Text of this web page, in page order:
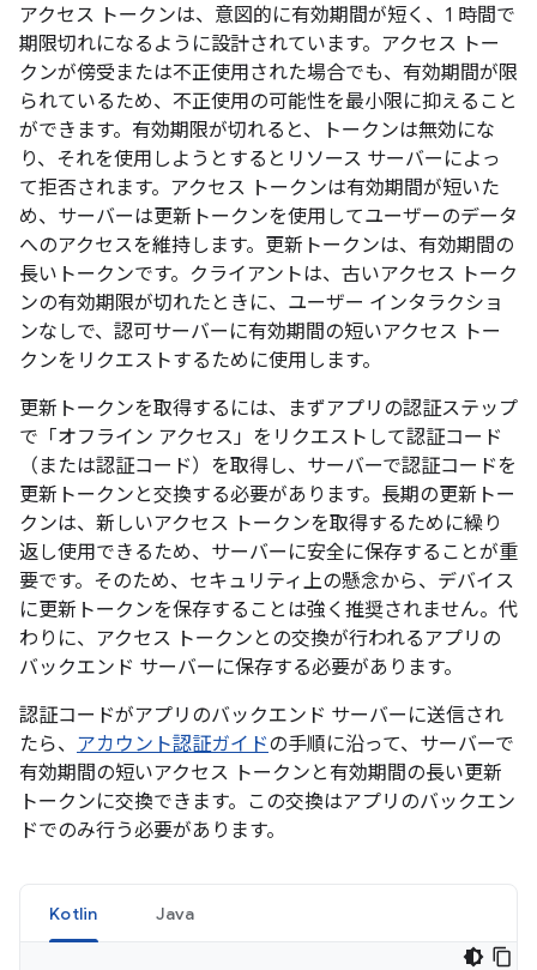
アクセス トークンは、意図的に有効期間が短く、1 時間で
期限切れになるように設計されています。アクセス トー
クンが傍受または不正使用された場合でも、有効期間が限
られているため、不正使用の可能性を最小限に抑えること
ができます。有効期限が切れると、トークンは無効にな
り、それを使用しようとするとリソース サーバーによっ
て拒否されます。アクセス トークンは有効期間が短いた
め、サーバーは更新トークンを使用してユーザーのデータ
へのアクセスを維持します。更新トークンは、有効期間の
長いトークンです。クライアントは、古いアクセス トーク
ンの有効期限が切れたときに、ユーザー インタラクショ
ンなしで、認可サーバーに有効期間の短いアクセス トー
クンをリクエストするために使用します。
更新トークンを取得するには、まずアプリの認証ステップ
で「オフライン アクセス」をリクエストして認証コード
（または認証コード）を取得し、サーバーで認証コードを
更新トークンと交換する必要があります。長期の更新トー
クンは、新しいアクセス トークンを取得するために繰り
返し使用できるため、サーバーに安全に保存することが重
要です。そのため、セキュリティ上の懸念から、デバイス
に更新トークンを保存することは強く推奨されません。代
わりに、アクセス トークンとの交換が行われるアプリの
バックエンド サーバーに保存する必要があります。
認証コードがアプリのバックエンド サーバーに送信され
たら、 アカウント認証ガイドの手順に沿って、サーバーで
有効期間の短いアクセス トークンと有効期間の長い更新
トークンに交換できます。この交換はアプリのバックエン
ドでのみ行う必要があります。
Kotlin Java